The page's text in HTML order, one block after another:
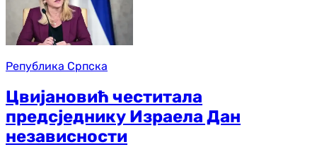
Република Српска
Цвијановић честитала
предсједнику Израела Дан
независности